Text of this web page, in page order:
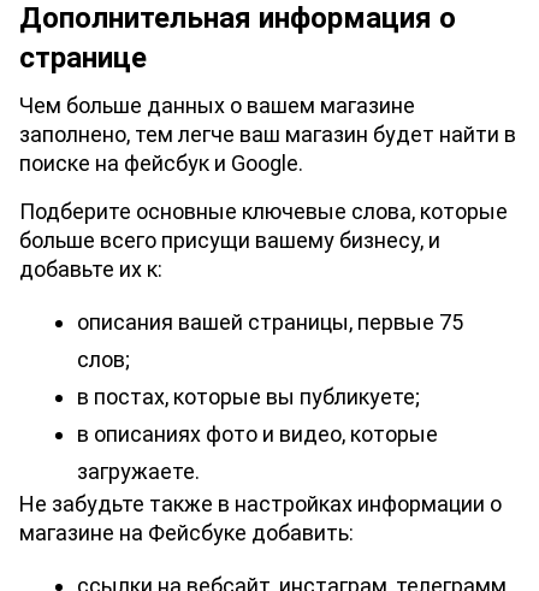
Дополнительная информация о
странице
Чем больше данных о вашем магазине
заполнено, тем легче ваш магазин будет найти в
поиске на фейсбук и Google.
Подберите основные ключевые слова, которые
больше всего присущи вашему бизнесу, и
добавьте их к:
описания вашей страницы, первые 75
слов;
в постах, которые вы публикуете;
в описаниях фото и видео, которые
загружаете.
Не забудьте также в настройках информации о
магазине на Фейсбуке добавить:
ссылки на вебсайт, инстаграм, телеграмм,